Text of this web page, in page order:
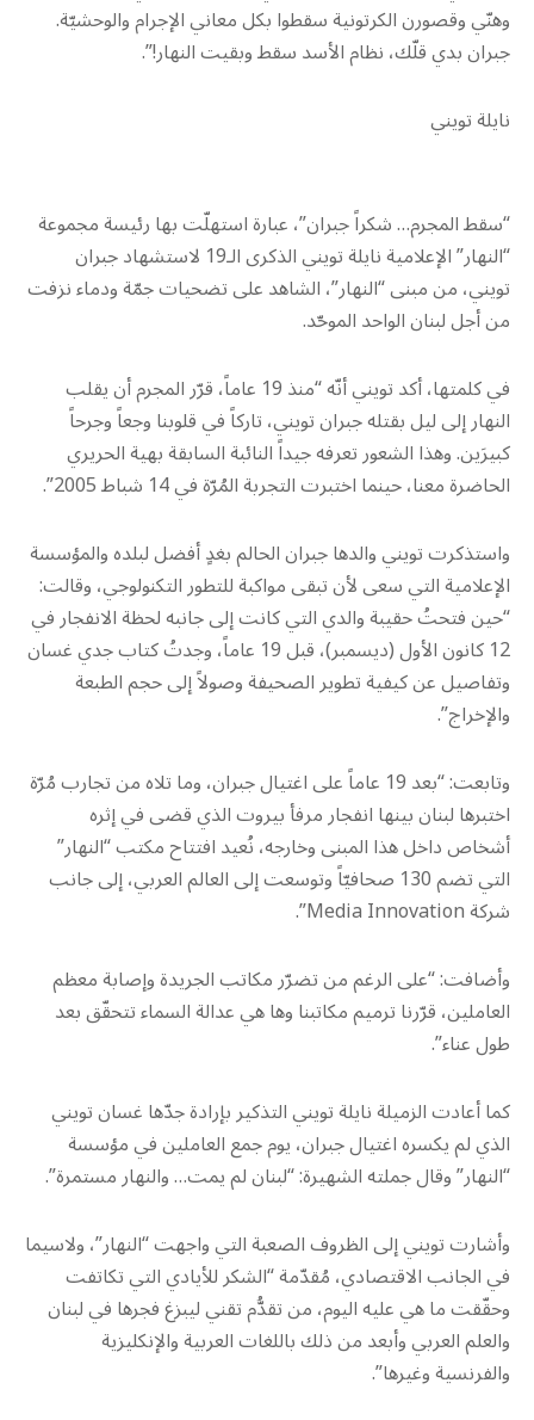
وهنّي وقصورن الكرتونية سقطوا بكل معاني الإجرام والوحشيّة.
جبران بدي قلّك، نظام الأسد سقط وبقيت النهار!”.
نايلة تويني
“سقط المجرم… شكراً جبران”، عبارة استهلّت بها رئيسة مجموعة
“النهار” الإعلامية نايلة تويني الذكرى الـ19 لاستشهاد جبران
تويني، من مبنى “النهار”، الشاهد على تضحيات جمّة ودماء نزفت
من أجل لبنان الواحد الموحّد.
في كلمتها، أكد تويني أنّه “منذ 19 عاماً، قرّر المجرم أن يقلب
النهار إلى ليل بقتله جبران تويني، تاركاً في قلوبنا وجعاً وجرحاً
كبيرَين. وهذا الشعور تعرفه جيداً النائبة السابقة بهية الحريري
الحاضرة معنا، حينما اختبرت التجربة المُرّة في 14 شباط 2005”.
واستذكرت تويني والدها جبران الحالم بغدٍ أفضل لبلده والمؤسسة
الإعلامية التي سعى لأن تبقى مواكبة للتطور التكنولوجي، وقالت:
“حين فتحتُ حقيبة والدي التي كانت إلى جانبه لحظة الانفجار في
12 كانون الأول (ديسمبر)، قبل 19 عاماً، وجدتُ كتاب جدي غسان
وتفاصيل عن كيفية تطوير الصحيفة وصولاً إلى حجم الطبعة
والإخراج”.
وتابعت: “بعد 19 عاماً على اغتيال جبران، وما تلاه من تجارب مُرّة
اختبرها لبنان بينها انفجار مرفأ بيروت الذي قضى في إثره
أشخاص داخل هذا المبنى وخارجه، نُعيد افتتاح مكتب “النهار”
التي تضم 130 صحافيّاً وتوسعت إلى العالم العربي، إلى جانب
شركة Media Innovation”.
وأضافت: “على الرغم من تضرّر مكاتب الجريدة وإصابة معظم
العاملين، قرّرنا ترميم مكاتبنا وها هي عدالة السماء تتحقّق بعد
طول عناء”.
كما أعادت الزميلة نايلة تويني التذكير بإرادة جدّها غسان تويني
الذي لم يكسره اغتيال جبران، يوم جمع العاملين في مؤسسة
“النهار” وقال جملته الشهيرة: “لبنان لم يمت… والنهار مستمرة”.
وأشارت تويني إلى الظروف الصعبة التي واجهت “النهار”، ولاسيما
في الجانب الاقتصادي، مُقدّمة “الشكر للأيادي التي تكاتفت
وحقّقت ما هي عليه اليوم، من تقدُّم تقني ليبزغ فجرها في لبنان
والعلم العربي وأبعد من ذلك باللغات العربية والإنكليزية
والفرنسية وغيرها”.